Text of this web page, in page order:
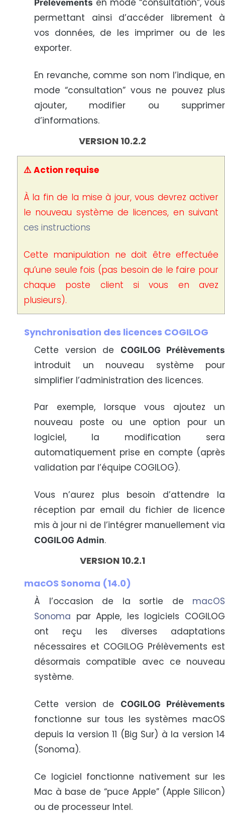
Prélèvements en mode “consultation”, vous
permettant ainsi d’accéder librement à
vos données, de les imprimer ou de les
exporter.
En revanche, comme son nom l’indique, en
mode “consultation” vous ne pouvez plus
ajouter, modifier ou supprimer
d’informations.
VERSION 10.2.2
⚠️ Action requise
À la fin de la mise à jour, vous devrez activer
le nouveau système de licences, en suivant
ces instructions
Cette manipulation ne doit être effectuée
qu’une seule fois (pas besoin de le faire pour
chaque poste client si vous en avez
plusieurs).
Synchronisation des licences COGILOG
Cette version de COGILOG Prélèvements
introduit un nouveau système pour
simplifier l’administration des licences.
Par exemple, lorsque vous ajoutez un
nouveau poste ou une option pour un
logiciel, la modification sera
automatiquement prise en compte (après
validation par l’équipe COGILOG).
Vous n’aurez plus besoin d’attendre la
réception par email du fichier de licence
mis à jour ni de l’intégrer manuellement via
COGILOG Admin.
VERSION 10.2.1
macOS Sonoma (14.0)
À l’occasion de la sortie de macOS
Sonoma par Apple, les logiciels COGILOG
ont reçu les diverses adaptations
nécessaires et COGILOG Prélèvements est
désormais compatible avec ce nouveau
système.
Cette version de COGILOG Prélèvements
fonctionne sur tous les systèmes macOS
depuis la version 11 (Big Sur) à la version 14
(Sonoma).
Ce logiciel fonctionne nativement sur les
Mac à base de “puce Apple” (Apple Silicon)
ou de processeur Intel.